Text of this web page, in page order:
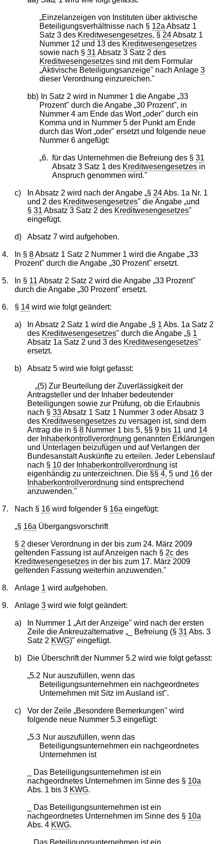
„Einzelanzeigen von Instituten über aktivische
Beteiligungsverhältnisse nach § 12a Absatz 1
Satz 3 des Kreditwesengesetzes, § 24Absatz 1
Nummer 12 und 13 des Kreditwesengesetzes
sowie nach §31 Absatz 3 Satz 2 des
Kreditwesengesetzes sind mit dem Formular
„Aktivische Beteiligungsanzeige" nach Anlage3
dieser Verordnung einzureichen."
bb)
In Satz 2 wird in Nummer 1 die Angabe „33
Prozent" durch die Angabe „30 Prozent", in
Nummer 4 am Ende das Wort „oder" durch ein
Komma und in Nummer 5 der Punkt am Ende
durch das Wort „oder" ersetzt und folgende neue
Nummer 6 angefügt:
„6. für das Unternehmen die Befreiung des § 31
Absatz 3 Satz 1 des Kreditwesengesetzesin
Anspruch genommen wird."
c) In Absatz 2 wird nach der Angabe „§ 24Abs. 1a Nr. 1
und 2 des Kreditwesengesetzes" die Angabe „und
§ 31 Absatz 3 Satz 2 des Kreditwesengesetzes"
eingefügt.
d) Absatz 7 wird aufgehoben.
4. In §8Absatz 1 Satz 2 Nummer 1 wird die Angabe „33
Prozent" durch die Angabe „30 Prozent" ersetzt.
5. In § 11 Absatz 2 Satz 2 wird die Angabe „33 Prozent"
durch die Angabe „30 Prozent" ersetzt.
6. § 14 wird wie folgt geändert:
a) In Absatz 2 Satz 1 wird die Angabe „§ 1 Abs. 1a Satz 2
des Kreditwesengesetzes" durch die Angabe „§ 1
Absatz 1a Satz 2 und 3 des Kreditwesengesetzes"
ersetzt.
b) Absatz 5 wird wie folgt gefasst:
„(5) Zur Beurteilung der Zuverlässigkeit der
Antragsteller und der Inhaber bedeutender
Beteiligungen sowie zur Prüfung, ob die Erlaubnis
nach § 33Absatz 1 Satz 1 Nummer 3 oder Absatz 3
des Kreditwesengesetzeszu versagen ist, sind dem
Antrag die in § 8Nummer 1 bis 5, §§ 9 bis 11 und 14
der Inhaberkontrollverordnung genannten Erklärungen
und Unterlagen beizufügen und auf Verlangen der
Bundesanstalt Auskünfte zu erteilen. Jeder Lebenslauf
nach § 10der Inhaberkontrollverordnung ist
eigenhändig zu unterzeichnen. Die §§ 4, 5und 16der
Inhaberkontrollverordnung sind entsprechend
anzuwenden."
7. Nach § 16 wird folgender § 16a eingefügt:
„§ 16a Übergangsvorschrift
§ 2 dieser Verordnung in der bis zum 24. März 2009
geltenden Fassung ist auf Anzeigen nach § 2c des
Kreditwesengesetzes in der bis zum 17. März 2009
geltenden Fassung weiterhin anzuwenden."
8. Anlage 1 wird aufgehoben.
9. Anlage3 wird wie folgt geändert:
a)
In Nummer 1 „Art der Anzeige" wird nach der ersten
Zeile die Ankreuzalternative „_ Befreiung (§ 31 Abs. 3
Satz 2 KWG)" eingefügt.
b) Die Überschrift der Nummer 5.2 wird wie folgt gefasst:
„5.2 Nur auszufüllen, wenn das
Beteiligungsunternehmen ein nachgeordnetes
Unternehmen mit Sitz im Ausland ist".
c)
Vor der Zeile „Besondere Bemerkungen" wird
folgende neue Nummer 5.3 eingefügt:
„5.3 Nur auszufüllen, wenn das
Beteiligungsunternehmen ein nachgeordnetes
Unternehmen ist
_ Das Beteiligungsunternehmen ist ein
nachgeordnetes Unternehmen im Sinne des § 10a
Abs. 1 bis 3 KWG.
_ Das Beteiligungsunternehmen ist ein
nachgeordnetes Unternehmen im Sinne des § 10a
Abs. 4 KWG.
_ Das Beteiligungsunternehmen ist ein